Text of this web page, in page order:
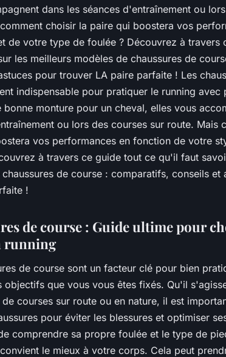
dans les séances d'entraînement ou
choisir la paire qui boostera vos
de votre type de foulée ? Découvrez à travers
les meilleurs modèles de chaussures de
pour trouver LA paire parfaite ! Les
indispensable pour pratiquer le running avec
bonne monture pour un cheval, elles vous
ou lors des courses sur route. Mais
vos performances en fonction de votre
à travers ce guide tout ce qu'il faut
de course : comparatifs, conseils et
!
de course : Guide ultime pour
running
de course sont un facteur clé pour bien
objectifs que vous vous êtes fixés. Qu'il
courses sur route ou en nature, il est
pour éviter les blessures et optimiser
comprendre sa propre foulée et le type de
le mieux à votre corps. Cela peut